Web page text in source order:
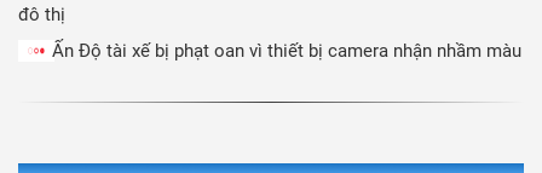
đô thị
Ấn Độ tài xế bị phạt oan vì thiết bị camera nhận nhầm màu